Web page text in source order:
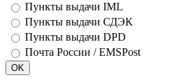
Пункты выдачи IML
Пункты выдачи СДЭК
Пункты выдачи DPD
Почта России / EMSPost